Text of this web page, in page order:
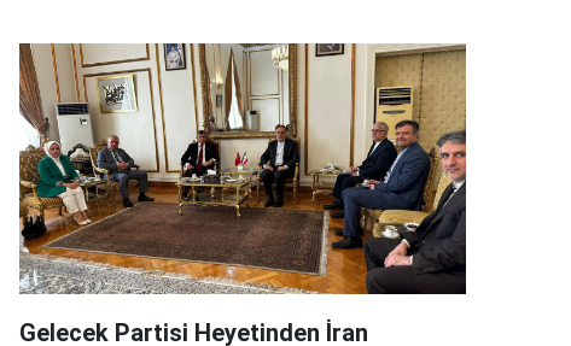
Gelecek Partisi Heyetinden İran